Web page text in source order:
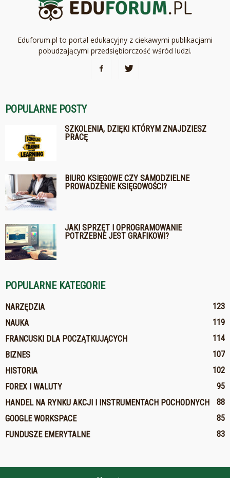
Eduforum.pl to portal edukacyjny z ciekawymi publikacjami
pobudzającymi przedsiębiorczość wśród ludzi.
POPULARNE POSTY
SZKOLENIA, DZIĘKI KTÓRYM ZNAJDZIESZ
PRACĘ
BIURO KSIĘGOWE CZY SAMODZIELNE
PROWADZENIE KSIĘGOWOŚCI?
JAKI SPRZĘT I OPROGRAMOWANIE
POTRZEBNE JEST GRAFIKOWI?
POPULARNE KATEGORIE
NARZĘDZIA
123
NAUKA
119
FRANCUSKI DLA POCZĄTKUJĄCYCH
114
BIZNES
107
HISTORIA
102
FOREX I WALUTY
95
HANDEL NA RYNKU AKCJI I INSTRUMENTACH POCHODNYCH
88
GOOGLE WORKSPACE
85
FUNDUSZE EMERYTALNE
83